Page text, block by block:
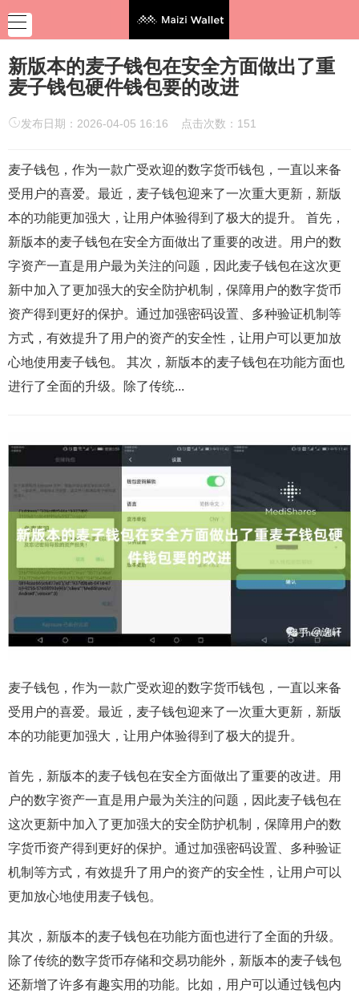
新版本的麦子钱包在安全方面做出了重
麦子钱包硬件钱包要的改进
发布日期：2026-04-05 16:16 点击次数：151
麦子钱包，作为一款广受欢迎的数字货币钱包，一直以来备
受用户的喜爱。最近，麦子钱包迎来了一次重大更新，新版
本的功能更加强大，让用户体验得到了极大的提升。 首先，
新版本的麦子钱包在安全方面做出了重要的改进。用户的数
字资产一直是用户最为关注的问题，因此麦子钱包在这次更
新中加入了更加强大的安全防护机制，保障用户的数字货币
资产得到更好的保护。通过加强密码设置、多种验证机制等
方式，有效提升了用户的资产的安全性，让用户可以更加放
心地使用麦子钱包。 其次，新版本的麦子钱包在功能方面也
进行了全面的升级。除了传统...
麦子钱包，作为一款广受欢迎的数字货币钱包，一直以来备
受用户的喜爱。最近，麦子钱包迎来了一次重大更新，新版
本的功能更加强大，让用户体验得到了极大的提升。
首先，新版本的麦子钱包在安全方面做出了重要的改进。用
户的数字资产一直是用户最为关注的问题，因此麦子钱包在
这次更新中加入了更加强大的安全防护机制，保障用户的数
字货币资产得到更好的保护。通过加强密码设置、多种验证
机制等方式，有效提升了用户的资产的安全性，让用户可以
更加放心地使用麦子钱包。
其次，新版本的麦子钱包在功能方面也进行了全面的升级。
除了传统的数字货币存储和交易功能外，新版本的麦子钱包
还新增了许多有趣实用的功能。比如，用户可以通过钱包内